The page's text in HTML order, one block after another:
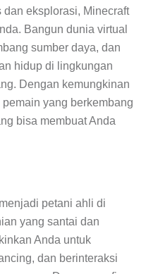
eksplorasi, Minecraft
Bangun dunia virtual
sumber daya, dan
hidup di lingkungan
Dengan kemungkinan
yang berkembang
bisa membuat Anda
petani ahli di
yang santai dan
Anda untuk
dan berinteraksi